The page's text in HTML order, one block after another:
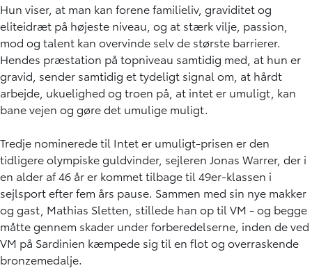
Hun viser, at man kan forene familieliv, graviditet og
eliteidræt på højeste niveau, og at stærk vilje, passion,
mod og talent kan overvinde selv de største barrierer.
Hendes præstation på topniveau samtidig med, at hun er
gravid, sender samtidig et tydeligt signal om, at hårdt
arbejde, ukuelighed og troen på, at intet er umuligt, kan
bane vejen og gøre det umulige muligt.
Tredje nominerede til Intet er umuligt-prisen er den
tidligere olympiske guldvinder, sejleren Jonas Warrer, der i
en alder af 46 år er kommet tilbage til 49er-klassen i
sejlsport efter fem års pause. Sammen med sin nye makker
og gast, Mathias Sletten, stillede han op til VM - og begge
måtte gennem skader under forberedelserne, inden de ved
VM på Sardinien kæmpede sig til en flot og overraskende
bronzemedalje.